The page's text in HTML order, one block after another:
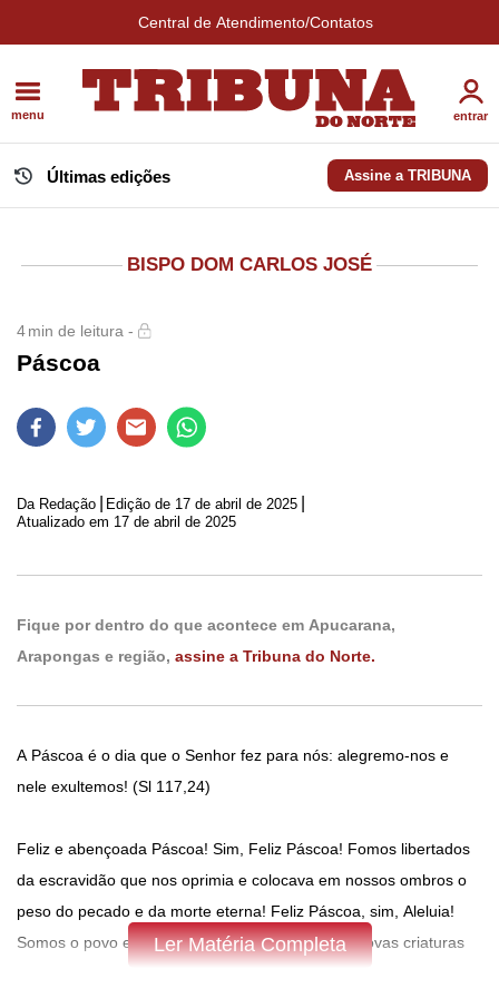
Central de Atendimento/Contatos
menu entrar
Últimas edições Assine a TRIBUNA
BISPO DOM CARLOS JOSÉ
4min de leitura -
Páscoa
Da Redação Edição de 17 de abril de 2025
Atualizado em 17 de abril de 2025
Fique por dentro do que acontece em Apucarana,
Arapongas e região, assine a Tribuna do Norte.
A Páscoa é o dia que o Senhor fez para nós: alegremo-nos e
nele exultemos! (Sl 117,24)
Feliz e abençoada Páscoa! Sim, Feliz Páscoa! Fomos libertados
da escravidão que nos oprimia e colocava em nossos ombros o
peso do pecado e da morte eterna! Feliz Páscoa, sim, Aleluia!
Somos o povo escolhido por Deus para sermos novas criaturas
Ler Matéria Completa